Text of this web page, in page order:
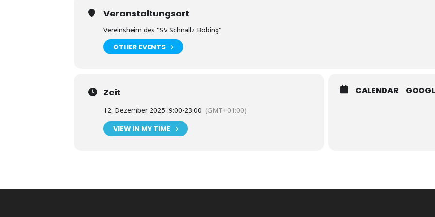
Veranstaltungsort
Vereinsheim des "SV Schnallz Böbing"
OTHER EVENTS
Zeit
12. Dezember 202519:00-23:00 (GMT+01:00)
VIEW IN MY TIME
CALENDAR